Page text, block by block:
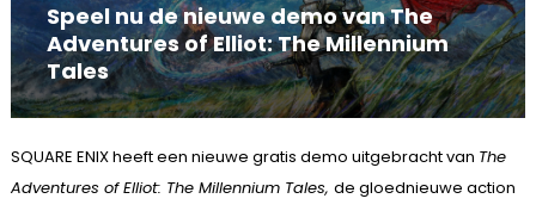
Speel nu de nieuwe demo van The
Adventures of Elliot: The Millennium
Tales
SQUARE ENIX heeft een nieuwe gratis demo uitgebracht van The
Adventures of Elliot: The Millennium Tales, de gloednieuwe action